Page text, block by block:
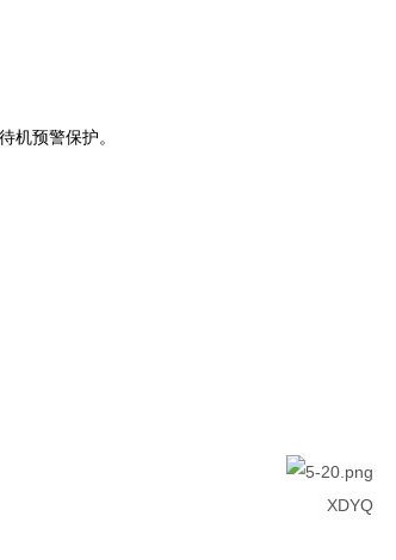
机预警保护。
隔膜真空泵 XDYQ